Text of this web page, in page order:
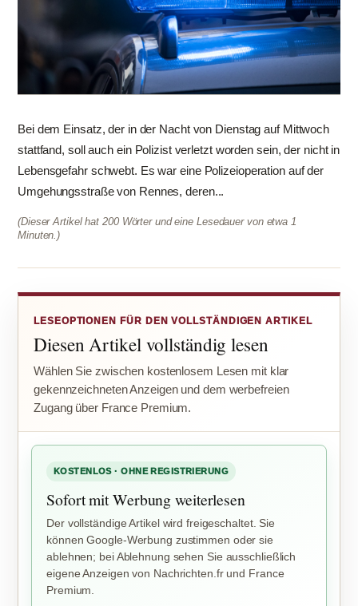
Bei dem Einsatz, der in der Nacht von Dienstag auf Mittwoch
stattfand, soll auch ein Polizist verletzt worden sein, der nicht in
Lebensgefahr schwebt. Es war eine Polizeioperation auf der
Umgehungsstraße von Rennes, deren...
(Dieser Artikel hat 200 Wörter und eine Lesedauer von etwa 1
Minuten.)
LESEOPTIONEN FÜR DEN VOLLSTÄNDIGEN ARTIKEL
Diesen Artikel vollständig lesen
Wählen Sie zwischen kostenlosem Lesen mit klar
gekennzeichneten Anzeigen und dem werbefreien
Zugang über France Premium.
KOSTENLOS · OHNE REGISTRIERUNG
Sofort mit Werbung weiterlesen
Der vollständige Artikel wird freigeschaltet. Sie
können Google-Werbung zustimmen oder sie
ablehnen; bei Ablehnung sehen Sie ausschließlich
eigene Anzeigen von Nachrichten.fr und France
Premium.